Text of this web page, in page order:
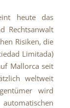
heute das
Rechtsanwalt
Risiken, die
Limitada)
Mallorca seit
weltweit
wird